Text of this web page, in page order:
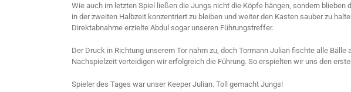
Wie auch im letzten Spiel ließen die Jungs nicht die Köpfe hängen, sondern
in der zweiten Halbzeit konzentriert zu bleiben und weiter den Kasten sauber zu
Direktabnahme erzielte Abdul sogar unseren Führungstreffer.
Der Druck in Richtung unserem Tor nahm zu, doch Tormann Julian fischte alle
Nachspielzeit verteidigen wir erfolgreich die Führung. So erspielten wir uns den
Spieler des Tages war unser Keeper Julian. Toll gemacht Jungs!